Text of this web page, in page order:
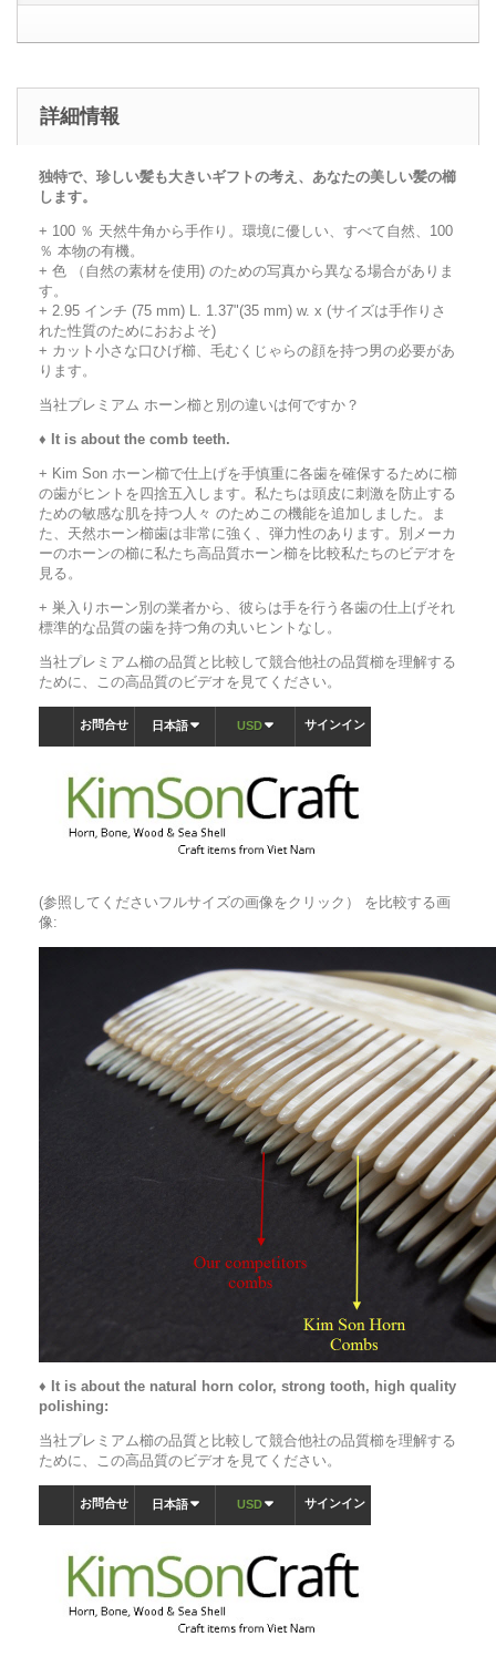
詳細情報
独特で、珍しい髪も大きいギフトの考え、あなたの美しい髪の櫛
します。
+ 100 ％ 天然牛角から手作り。環境に優しい、すべて自然、100
％ 本物の有機。
+ 色 （自然の素材を使用) のための写真から異なる場合がありま
す。
+ 2.95 インチ (75 mm) L. 1.37"(35 mm) w. x (サイズは手作りさ
れた性質のためにおおよそ)
+ カット小さな口ひげ櫛、毛むくじゃらの顔を持つ男の必要があ
ります。
当社プレミアム ホーン櫛と別の違いは何ですか？
♦ It is about the comb teeth.
+ Kim Son ホーン櫛で仕上げを手慎重に各歯を確保するために櫛
の歯がヒントを四捨五入します。私たちは頭皮に刺激を防止する
ための敏感な肌を持つ人々 のためこの機能を追加しました。ま
た、天然ホーン櫛歯は非常に強く、弾力性のあります。別メーカ
ーのホーンの櫛に私たち高品質ホーン櫛を比較私たちのビデオを
見る。
+ 巣入りホーン別の業者から、彼らは手を行う各歯の仕上げそれ
標準的な品質の歯を持つ角の丸いヒントなし。
当社プレミアム櫛の品質と比較して競合他社の品質櫛を理解する
ために、この高品質のビデオを見てください。
(参照してくださいフルサイズの画像をクリック） を比較する画
像:
♦ It is about the natural horn color, strong tooth, high quality
polishing:
当社プレミアム櫛の品質と比較して競合他社の品質櫛を理解する
ために、この高品質のビデオを見てください。